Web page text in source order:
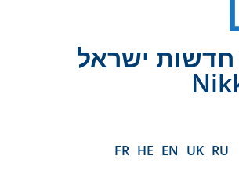
NAnews חדשות ישראל
RU
UK
EN
HE
FR